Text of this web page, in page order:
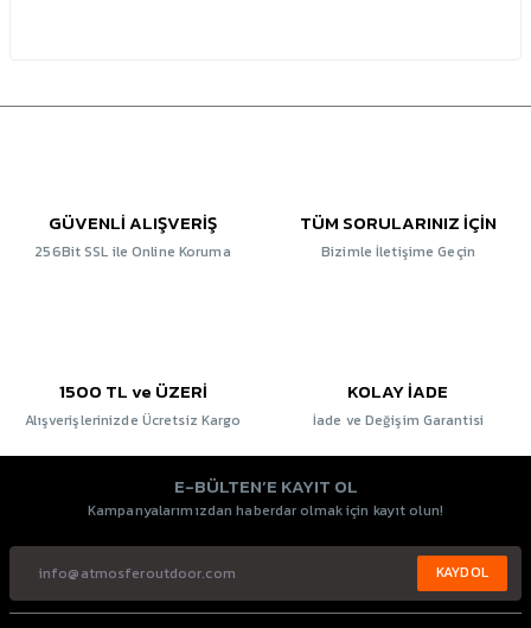
GÜVENLİ ALIŞVERİŞ
256Bit SSL ile Online Koruma
TÜM SORULARINIZ İÇİN
Bizimle İletişime Geçin
1500 TL ve ÜZERİ
Alışverişlerinizde Ücretsiz Kargo
KOLAY İADE
İade ve Değişim Garantisi
E-BÜLTEN’E KAYIT OL
Kampanyalarımızdan haberdar olmak için kayıt olun!
KAYDOL